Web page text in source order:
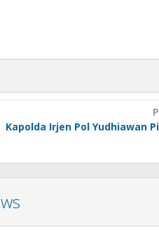
Kapolda Irjen Pol Yudhiawan